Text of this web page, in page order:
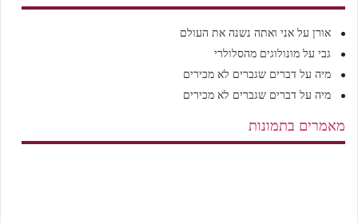
אורן על אני ואתה נשנה את העולם
גבי על מונולוגים מהסלולרי
מיה על דברים שגברים לא מכירים
מיה על דברים שגברים לא מכירים
מאמרים בתמונות